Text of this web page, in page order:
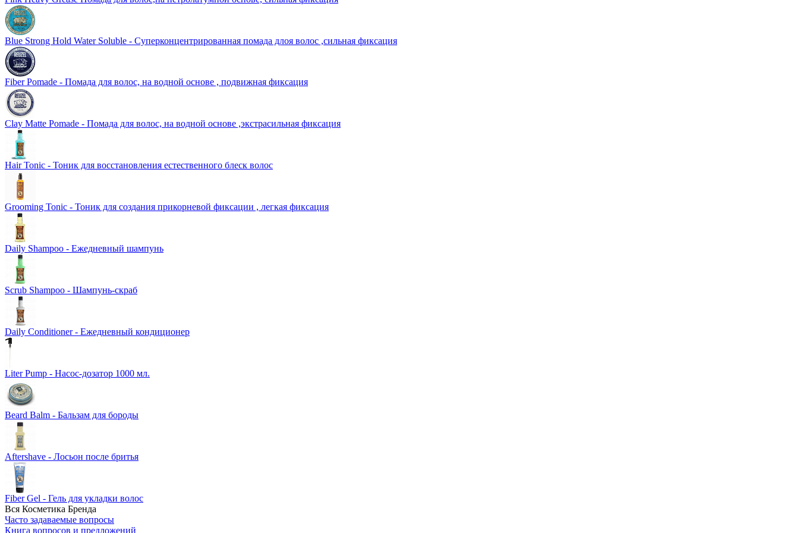
Blue Strong Hold Water Soluble - Суперконцентрированная помада длоя волос ,сильная фиксация
Fiber Pomade - Помада для волос, на водной основе , подвижная фиксация
Clay Matte Pomade - Помада для волос, на водной основе ,экстрасильная фиксация
Hair Tonic - Тоник для восстановления естественного блеск волос
Grooming Tonic - Тоник для создания прикорневой фиксации , легкая фиксация
Daily Shampoo - Ежедневный шампунь
Scrub Shampoo - Шампунь-скраб
Daily Conditioner - Ежедневный кондиционер
Liter Pump - Насос-дозатор 1000 мл.
Beard Balm - Бальзам для бороды
Aftershave - Лосьон после бритья
Fiber Gel - Гель для укладки волос
Вся Косметика Бренда
Часто задаваемые вопросы
Книга вопросов и предложений